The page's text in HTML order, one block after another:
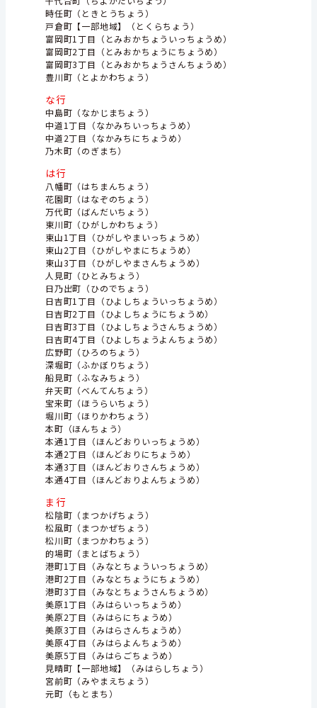
時任町（ときとうちょう）
戸倉町【一部地域】（とくらちょう）
富岡町1丁目（とみおかちょういっちょうめ）
富岡町2丁目（とみおかちょうにちょうめ）
富岡町3丁目（とみおかちょうさんちょうめ）
豊川町（とよかわちょう）
な行
中島町（なかじまちょう）
中道1丁目（なかみちいっちょうめ）
中道2丁目（なかみちにちょうめ）
乃木町（のぎまち）
は行
八幡町（はちまんちょう）
花園町（はなぞのちょう）
万代町（ばんだいちょう）
東川町（ひがしかわちょう）
東山1丁目（ひがしやまいっちょうめ）
東山2丁目（ひがしやまにちょうめ）
東山3丁目（ひがしやまさんちょうめ）
人見町（ひとみちょう）
日乃出町（ひのでちょう）
日吉町1丁目（ひよしちょういっちょうめ）
日吉町2丁目（ひよしちょうにちょうめ）
日吉町3丁目（ひよしちょうさんちょうめ）
日吉町4丁目（ひよしちょうよんちょうめ）
広野町（ひろのちょう）
深堀町（ふかぼりちょう）
船見町（ふなみちょう）
弁天町（べんてんちょう）
宝来町（ほうらいちょう）
堀川町（ほりかわちょう）
本町（ほんちょう）
本通1丁目（ほんどおりいっちょうめ）
本通2丁目（ほんどおりにちょうめ）
本通3丁目（ほんどおりさんちょうめ）
本通4丁目（ほんどおりよんちょうめ）
ま行
松陰町（まつかげちょう）
松風町（まつかぜちょう）
松川町（まつかわちょう）
的場町（まとばちょう）
港町1丁目（みなとちょういっちょうめ）
港町2丁目（みなとちょうにちょうめ）
港町3丁目（みなとちょうさんちょうめ）
美原1丁目（みはらいっちょうめ）
美原2丁目（みはらにちょうめ）
美原3丁目（みはらさんちょうめ）
美原4丁目（みはらよんちょうめ）
美原5丁目（みはらごちょうめ）
見晴町【一部地域】（みはらしちょう）
宮前町（みやまえちょう）
元町（もとまち）